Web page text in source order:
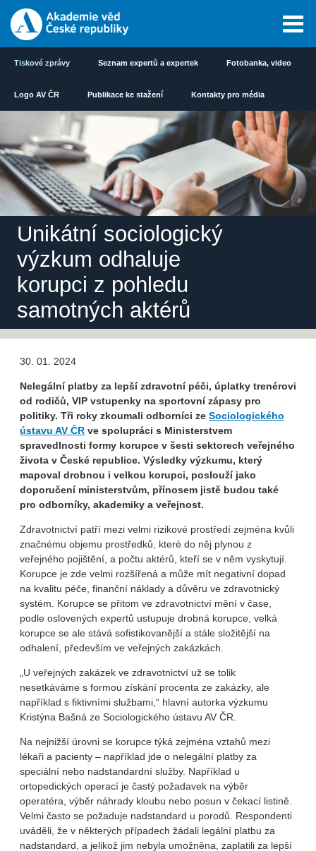
Tiskové zprávy Seznam expertů a expertek Fotobanka, video
Logo AV ČR Publikace ke stažení Kontakty pro média
Unikátní sociologický
výzkum odhaluje
korupci z pohledu
samotných aktérů
30. 01. 2024
Nelegální platby za lepší zdravotní péči, úplatky trenérovi
od rodičů, VIP vstupenky na sportovní zápasy pro
politiky. Tři roky zkoumali odborníci ze Sociologického
ústavu AV ČR ve spolupráci s Ministerstvem
spravedlnosti formy korupce v šesti sektorech veřejného
života v České republice. Výsledky výzkumu, který
mapoval drobnou i velkou korupci, poslouží jako
doporučení ministerstvům, přínosem jistě budou také
pro odborníky, akademiky a veřejnost.
Zdravotnictví patří mezi velmi rizikové prostředí zejména kvůli
značnému objemu prostředků, které do něj plynou z
veřejného pojištění, a počtu aktérů, kteří se v něm vyskytují.
Korupce je zde velmi rozšířená a může mít negativní dopad
na kvalitu péče, finanční náklady a důvěru ve zdravotnický
systém. Korupce se přitom ve zdravotnictví mění v čase,
podle oslovených expertů ustupuje drobná korupce, velká
korupce se ale stává sofistikovanější a stále složitější na
odhalení, především ve veřejných zakázkách.
„U veřejných zakázek ve zdravotnictví už se tolik
nesetkáváme s formou získání procenta ze zakázky, ale
například s fiktivními službami,“ hlavní autorka výzkumu
Kristýna Bašná ze Sociologického ústavu AV ČR.
Na nejnižší úrovni se korupce týká zejména vztahů mezi
lékaři a pacienty – například jde o nelegální platby za
speciální nebo nadstandardní služby. Například u
ortopedických operací je častý požadavek na výběr
operatéra, výběr náhrady kloubu nebo posun v čekací listině.
Velmi často se požaduje nadstandard u porodů. Respondenti
uváděli, že v některých případech žádali legální platbu za
nadstandard, a jelikož jim nebyla umožněna, zaplatili za lepší